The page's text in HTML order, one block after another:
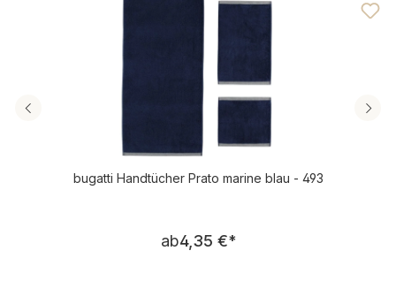
bugatti Handtücher Prato marine blau - 493
Regulärer Preis:
ab4,35 €*